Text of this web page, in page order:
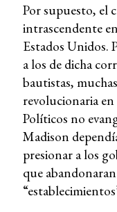
Por supuesto, el
intrascendente
Estados Unidos.
a los de dicha
bautistas,
revolucionaria
Políticos no
Madison
presionar a los
que